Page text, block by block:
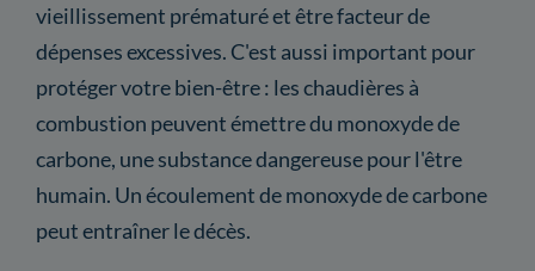
vieillissement prématuré et être facteur de
dépenses excessives. C'est aussi important pour
protéger votre bien-être : les chaudières à
combustion peuvent émettre du monoxyde de
carbone, une substance dangereuse pour l'être
humain. Un écoulement de monoxyde de carbone
peut entraîner le décès.